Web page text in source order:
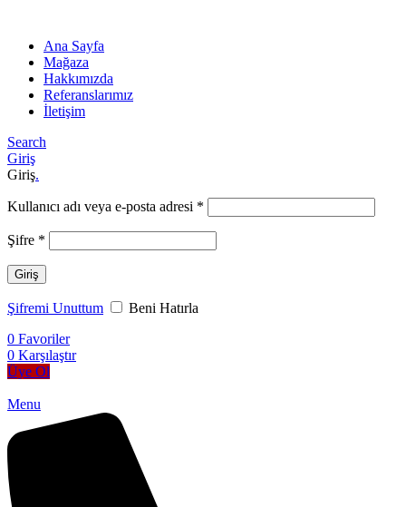
Ana Sayfa
Mağaza
Hakkımızda
Referanslarımız
İletişim
Search
Giriş
Giriş.
Kullanıcı adı veya e-posta adresi *
Şifre *
Giriş
Şifremi Unuttum
Beni Hatırla
0 Favoriler
0 Karşılaştır
Üye Ol
Menu